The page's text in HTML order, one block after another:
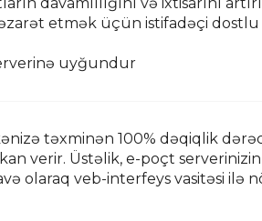
etmək üçün istifadəçi dostlu
uyğundur
təxminən 100% dəqiqlik
verir. Üstəlik, e-poçt serverinizin
olaraq veb-interfeys vasitəsi ilə